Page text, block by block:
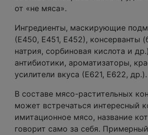
от «не мяса».
Ингредиенты, маскирующие
(Е450, Е451, Е452), консерванты
натрия, сорбиновая кислота и
антибиотики, ароматизаторы,
усилители вкуса (Е621, Е622, др.).
В составе мясо-растительных
может встречаться интересный
имитационное мясо, название
говорит само за себя.